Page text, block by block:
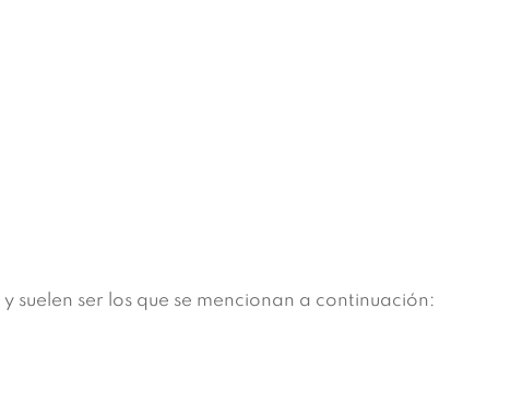
y suelen ser los que se mencionan a continuación: